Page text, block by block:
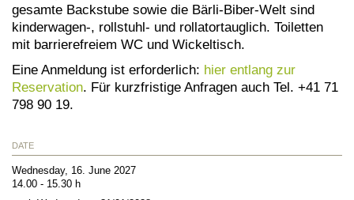
gesamte Backstube sowie die Bärli-Biber-Welt sind
kinderwagen-, rollstuhl- und rollatortauglich. Toiletten
mit barrierefreiem WC und Wickeltisch.
Eine Anmeldung ist erforderlich: hier entlang zur
Reservation . Für kurzfristige Anfragen auch Tel. +41 71
798 90 19.
DATE
Wednesday, 16. June 2027
14.00 - 15.30 h